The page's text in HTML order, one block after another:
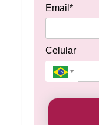
Email*
Celular